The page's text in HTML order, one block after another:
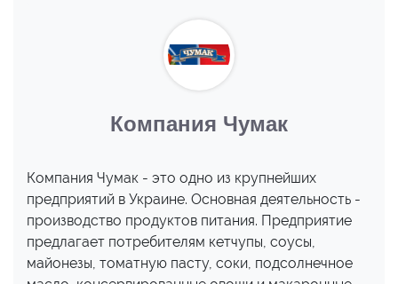
Компания Чумак
Компания Чумак - это одно из крупнейших
предприятий в Украине. Основная деятельность -
производство продуктов питания. Предприятие
предлагает потребителям кетчупы, соусы,
майонезы, томатную пасту, соки, подсолнечное